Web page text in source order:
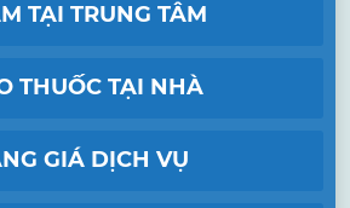
TẠI TRUNG TÂM
THUỐC TẠI NHÀ
GIÁ DỊCH VỤ